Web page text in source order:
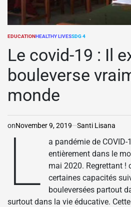
POSTED
EDUCATIONHEALTHY LIVESSDG 4
Le covid-19 : Il
bouleverse
monde
onNovember 9, 2019 Santi Lisana
L
a pandémie de
entièrement dans le
mai 2020. Regrettant !
certaines capacités
bouleversées partout
surtout dans la vie éducative.